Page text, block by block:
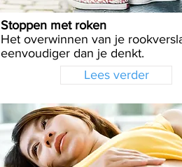
Stoppen met roken
Het overwinnen van je
eenvoudiger dan je denkt.
Lees verder